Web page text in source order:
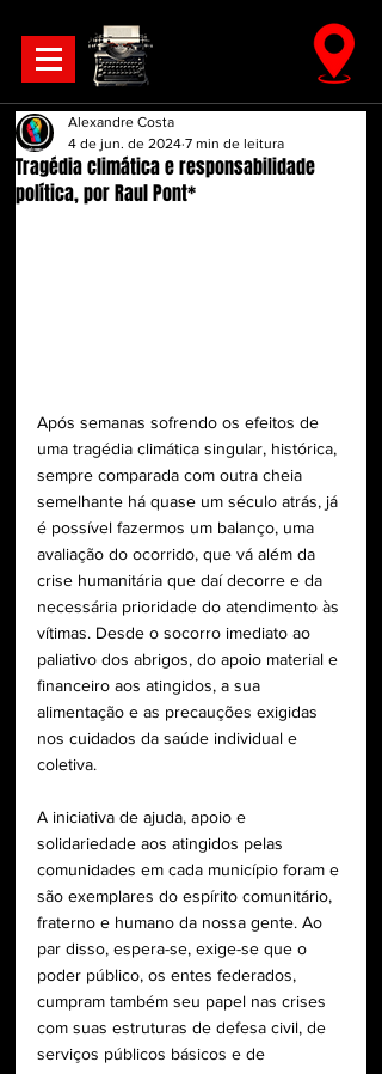
Tragédia climática e responsabilidade
política, por Raul Pont*
Alexandre Costa
4 de jun. de 2024 7 min de leitura
Após semanas sofrendo os efeitos de
uma tragédia climática singular, histórica,
sempre comparada com outra cheia
semelhante há quase um século atrás, já
é possível fazermos um balanço, uma
avaliação do ocorrido, que vá além da
crise humanitária que daí decorre e da
necessária prioridade do atendimento às
vítimas. Desde o socorro imediato ao
paliativo dos abrigos, do apoio material e
financeiro aos atingidos, a sua
alimentação e as precauções exigidas
nos cuidados da saúde individual e
coletiva.
A iniciativa de ajuda, apoio e
solidariedade aos atingidos pelas
comunidades em cada município foram e
são exemplares do espírito comunitário,
fraterno e humano da nossa gente. Ao
par disso, espera-se, exige-se que o
poder público, os entes federados,
cumpram também seu papel nas crises
com suas estruturas de defesa civil, de
serviços públicos básicos e de